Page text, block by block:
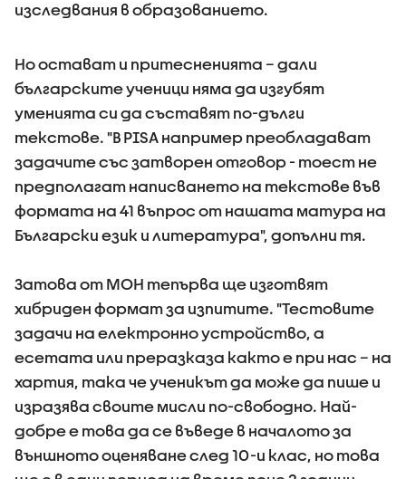
изследвания в образованието.
Но остават и притесненията – дали
българските ученици няма да изгубят
уменията си да съставят по-дълги
текстове. "В PISA например преобладават
задачите със затворен отговор - тоест не
предполагат написването на текстове във
формата на 41 въпрос от нашата матура на
Български език и литература", допълни тя.
Затова от МОН тепърва ще изготвят
хибриден формат за изпитите. "Тестовите
задачи на електронно устройство, а
есетата или преразказа както е при нас – на
хартия, така че ученикът да може да пише и
изразява своите мисли по-свободно. Най-
добре е това да се въведе в началото за
външното оценяване след 10-и клас, но това